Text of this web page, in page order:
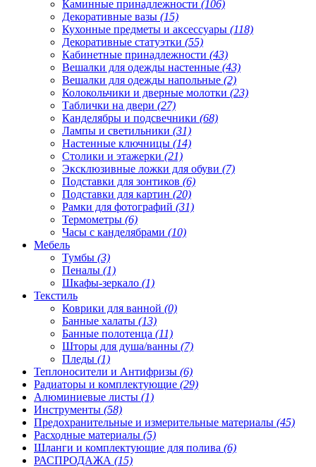
Каминные принадлежности (106)
Декоративные вазы (15)
Кухонные предметы и аксессуары (118)
Декоративные статуэтки (55)
Кабинетные принадлежности (43)
Вешалки для одежды настенные (43)
Вешалки для одежды напольные (2)
Колокольчики и дверные молотки (23)
Таблички на двери (27)
Канделябры и подсвечники (68)
Лампы и светильники (31)
Настенные ключницы (14)
Столики и этажерки (21)
Эксклюзивные ложки для обуви (7)
Подставки для зонтиков (6)
Подставки для картин (20)
Рамки для фотографий (31)
Термометры (6)
Часы с канделябрами (10)
Мебель
Тумбы (3)
Пеналы (1)
Шкафы-зеркало (1)
Текстиль
Коврики для ванной (0)
Банные халаты (13)
Банные полотенца (11)
Шторы для душа/ванны (7)
Пледы (1)
Теплоносители и Антифризы (6)
Радиаторы и комплектующие (29)
Алюминиевые листы (1)
Инструменты (58)
Предохранительные и измерительные материалы (45)
Расходные материалы (5)
Шланги и комплектующие для полива (6)
РАСПРОДАЖА (15)